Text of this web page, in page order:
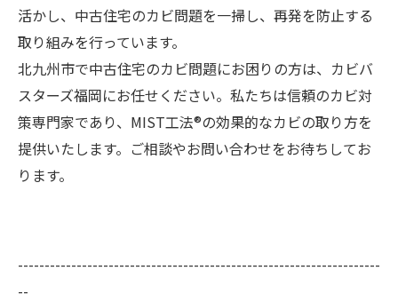
活かし、中古住宅のカビ問題を一掃し、再発を防止する
取り組みを行っています。
北九州市で中古住宅のカビ問題にお困りの方は、カビバ
スターズ福岡にお任せください。私たちは信頼のカビ対
策専門家であり、MIST工法®の効果的なカビの取り方を
提供いたします。ご相談やお問い合わせをお待ちしてお
ります。
--------------------------------------------------------------------
--